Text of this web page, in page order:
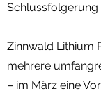
Schlussfolgerung
Zinnwald Lithium
mehrere
– im März eine